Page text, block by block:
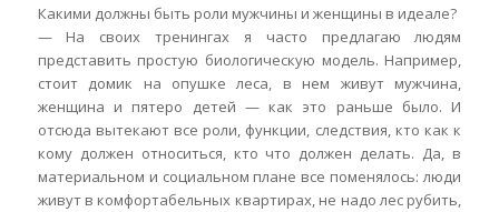
Какими должны быть роли мужчины и женщины в идеале?
— На своих тренингах я часто предлагаю людям
представить простую биологическую модель. Например,
стоит домик на опушке леса, в нем живут мужчина,
женщина и пятеро детей — как это раньше было. И
отсюда вытекают все роли, функции, следствия, кто как к
кому должен относиться, кто что должен делать. Да, в
материальном и социальном плане все поменялось: люди
живут в комфортабельных квартирах, не надо лес рубить,